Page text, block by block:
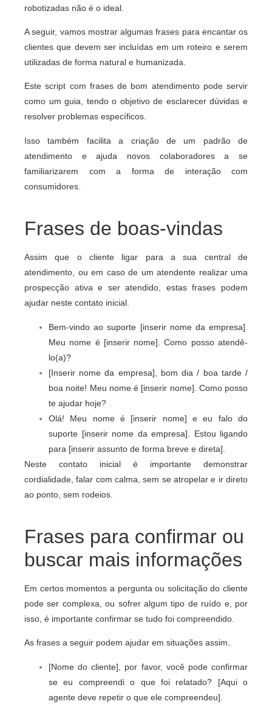
robotizadas não é o ideal.
A seguir, vamos mostrar algumas frases para encantar os
clientes que devem ser incluídas em um roteiro e serem
utilizadas de forma natural e humanizada.
Este script com frases de bom atendimento pode servir
como um guia, tendo o objetivo de esclarecer dúvidas e
resolver problemas específicos.
Isso também facilita a criação de um padrão de
atendimento e ajuda novos colaboradores a se
familiarizarem com a forma de interação com
consumidores.
Frases de boas-vindas
Assim que o cliente ligar para a sua central de
atendimento, ou em caso de um atendente realizar uma
prospecção ativa e ser atendido, estas frases podem
ajudar neste contato inicial.
Bem-vindo ao suporte [inserir nome da empresa].
Meu nome é [inserir nome]. Como posso atendê-
lo(a)?
[Inserir nome da empresa], bom dia / boa tarde /
boa noite! Meu nome é [inserir nome]. Como posso
te ajudar hoje?
Olá! Meu nome é [inserir nome] e eu falo do
suporte [inserir nome da empresa]. Estou ligando
para [inserir assunto de forma breve e direta].
Neste contato inicial é importante demonstrar
cordialidade, falar com calma, sem se atropelar e ir direto
ao ponto, sem rodeios.
Frases para confirmar ou
buscar mais informações
Em certos momentos a pergunta ou solicitação do cliente
pode ser complexa, ou sofrer algum tipo de ruído e, por
isso, é importante confirmar se tudo foi compreendido.
As frases a seguir podem ajudar em situações assim.
[Nome do cliente], por favor, você pode confirmar
se eu compreendi o que foi relatado? [Aqui o
agente deve repetir o que ele compreendeu].